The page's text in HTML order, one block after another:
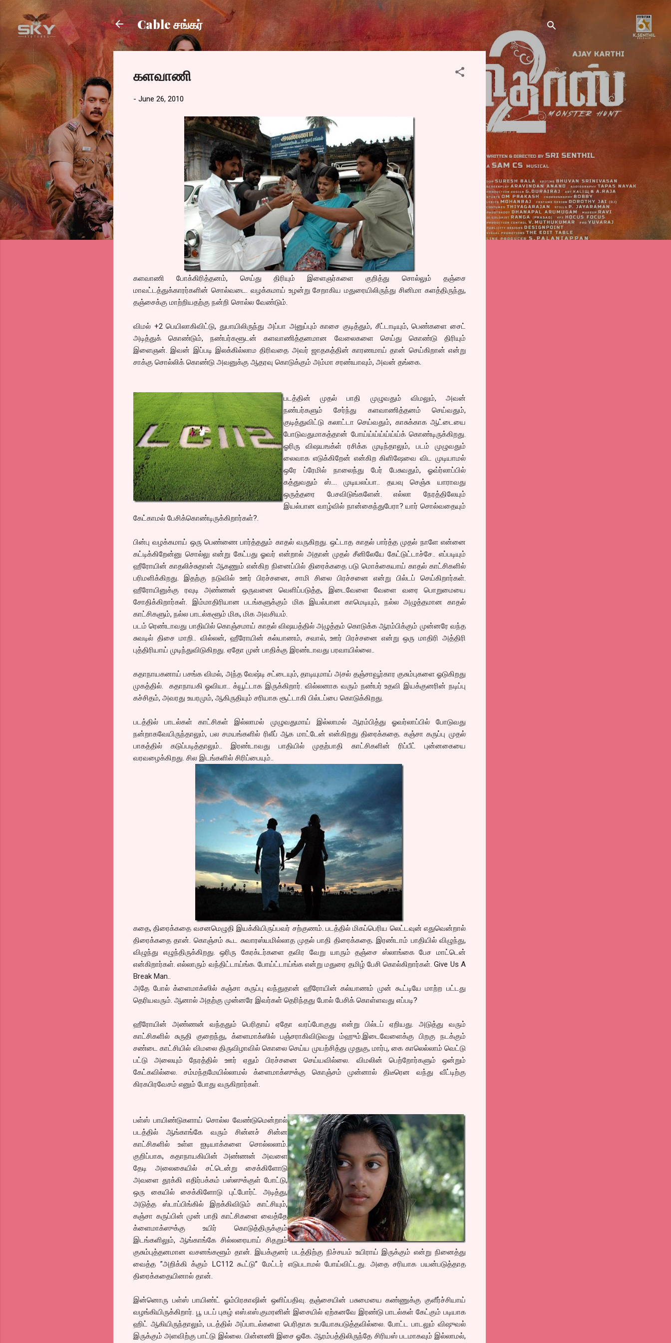
Skip to main content
Cable சங்கர்
களவாணி
- June 26, 2010
களவாணி போக்கிரித்தனம், செய்து திரியும் இளைஞர்களை குறித்து சொல்லும் தஞ்சை
மாவட்டத்துக்காரர்களின் சொல்வடை. வழக்கமாய் உழன்று சேறாகிய மதுரையிலிருந்து சினிமா களத்திருந்து,
தஞ்சைக்கு மாற்றியதற்கு நன்றி சொல்ல வேண்டும்.
விமல் +2 பெயிலாகிவிட்டு, துபாயிலிருந்து அப்பா அனுப்பும் காசை குடித்தும், சீட்டாடியும், பெண்களை சைட்
அடித்துக் கொண்டும், நண்பர்களூடன் களவாணித்தனமான வேலைகளை செய்து கொண்டு திரியும்
இளைஞன். இவன் இப்படி இலக்கில்லாம திரிவதை அவர் ஜாதகத்தின் காரணமாய் தான் செய்கிறான் என்று
சாக்கு சொல்லிக் கொண்டு அவனுக்கு ஆதரவு கொடுக்கும் அம்மா சரண்யாவும், அவன் தங்கை.
படத்தின் முதல் பாதி முழுவதும் விமலும், அவன்
நண்பர்களும் சேர்ந்து களவாணித்தனம் செய்வதும்,
குடித்துவிட்டு கலாட்டா செய்வதும், காசுக்காக ஆட்டையை
போடுவதுமாகத்தான் போய்ய்ய்ய்ய்ய்ய்க் கொண்டிருக்கிறது.
ஓரிரு விஷயஙக்ள் ரசிக்க முடிந்தாலும், படம் முழுவதும்
லைவாக எடுக்கிறேன் என்கிற கிளிஷேவை விட முடியாமல்
ஒரே ப்ரேமில் நாலைந்து பேர் பேசுவதும், ஓவ்ர்லாப்பில்
கத்துவதும் ஸ்…. முடியலப்பா.. தயவு செஞ்சு யாராவது
ஒருத்தரை பேசவிடுங்களேன். எல்லா நேரத்திலேயும்
இயல்பான வாழ்வில் நான்கைந்துபேரா? யார் சொல்வதையும்
கேட்காமல் பேசிக்கொண்டிருக்கிறார்கள்?.
பின்பு வழக்கமாய் ஒரு பெண்ணை பார்த்ததும் காதல் வருகிறது. ஒட்டாத காதல் பார்த்த முதல் நாளே என்னை
கட்டிக்கிறேன்னு சொல்லு என்று கேட்பது ஓவர் என்றால் அதான் முதல் சீனிலேயே கேட்டுட்டாச்சே.. எப்படியும்
ஹீரோயின் காதலிச்சுதான் ஆகணும் என்கிற நினைப்பில் திரைக்கதை படு மொக்கையாய் காதல் காட்சிகளில்
பரிமளிக்கிறது. இதற்கு நடுவில் ஊர் பிரச்சனை, சாமி சிலை பிரச்சனை என்று பில்டப் செய்கிறார்கள்.
ஹீரோயினுக்கு ரவுடி அண்ணன் ஒருவனை வெளிப்படுத்த, இடைவேளை வேளை வரை பொறுமையை
சோதிக்கிறார்கள். இம்மாதிரியான படங்களுக்கும் மிக இயல்பான காமெடியும், நல்ல அழுத்தமான காதல்
காட்சிகளும், நல்ல பாடல்களூம் மிக, மிக அவசியம்.
படம் ரெண்டாவது பாதியில் கொஞ்சமாய் காதல் விஷயத்தில் அழுத்தம் கொடுக்க ஆரம்பிக்கும் முன்னரே வந்த
சுவடில் திசை மாறி.. வில்லன், ஹீரோயின் கல்யாணம், சவால், ஊர் பிரச்சனை என்று ஒரு மாதிரி அத்திரி
புத்திரியாய் முடிந்துவிடுகிறது. ஏதோ முன் பாதிக்கு இரண்டாவது பரவாயில்லை..
கதாநாயகனாய் பசங்க விமல், அந்த வேஷ்டி சட்டையும், தாடியுமாய் அசல் தஞ்சாவூர்கார குசும்புகளை ஓடுகிறது
முகத்தில். கதாநாயகி ஓவியா.. க்யூட்டாக இருக்கிறார். வில்லனாக வரும் நண்பர் உதவி இயக்குனரின் நடிப்பு
கச்சிதம், அவரது உயரமும், ஆகிருதியும் சரியாக சூட்டாகி பில்டப்பை கொடுக்கிறது.
படத்தில் பாடல்கள் காட்சிகள் இல்லாமல் முழுவதுமாய் இல்லாமல் ஆரம்பித்து ஓவர்லாப்பில் போடுவது
நன்றாகவேயிருந்தாலும், பல சமயங்களில் ரிலீப் ஆக மாட்டேன் என்கிறது திரைக்கதை. கஞ்சா கருப்பு முதல்
பாகத்தில் கடுப்படித்தாலும்.. இரண்டாவது பாதியில் முதற்பாதி காட்சிகளின் ரிப்பீட் புன்னகையை
வரவழைக்கிறது. சில இடங்களில் சிரிப்பையும்..
கதை, திரைக்கதை வசனமெழுதி இயக்கியிருப்பவர் சற்குணம். படத்தில் மிகப்பெரிய லெட்டவுன் எதுவென்றால்
திரைக்கதை தான். கொஞ்சம் கூட சுவாரஸ்யமில்லாத முதல் பாதி திரைக்கதை. இரண்டாம் பாதியில் விழுந்து,
விழுந்து எழுந்திருக்கிறது. ஒரிரு கேரக்டர்களை தவிர வேறு யாரும் தஞ்சை ஸ்லாங்கை பேச மாட்டென்
என்கிறார்கள். எல்லாரும் வந்திட்டாய்ங்க. போய்ட்டாய்ங்க என்று மதுரை தமிழ் பேசி கொல்கிறார்கள். Give Us A
Break Man..
அதே போல் க்ளைமாக்ஸில் கஞ்சா கருப்பு வந்துதான் ஹீரோயின் கல்யாணம் முன் கூட்டியே மாற்ற பட்டது
தெரியவரும். ஆனால் அதற்கு முன்னரே இவர்கள் தெரிந்தது போல் பேசிக் கொள்ளவது எப்படி?
ஹீரோயின் அண்ணன் வந்ததும் பெரிதாய் ஏதோ வரப்போகுது என்று பில்டப் ஏறியது. அடுத்து வரும்
காட்சிகளில் சுருதி குறைந்து, க்ளைமாக்ஸில் பஞ்சராகிவிடுவது ம்ஹும்.இடைவேளைக்கு பிறகு நடக்கும்
சண்டை காட்சியில் விமலை திருவிழாவில் கொலை செய்ய முயற்சித்து முதுகு, மார்பு, கை காலெல்லாம் வெட்டு
பட்டு அலையும் நேரத்தில் ஊர் ஏதும் பிரச்சனை செய்யவில்லை. விமலின் பெற்றோர்களும் ஒன்றும்
கேட்கவில்லை. சம்மந்தமேயில்லாமல் க்ளைமாக்ஸுக்கு கொஞ்சம் முன்னால் திடீரென வந்து வீட்டிற்கு
கிரகபிரவேசம் எனும் போது வருகிறார்கள்.
பள்ஸ் பாயிண்டுகளாய் சொல்ல வேண்டுமென்றால்
படத்தில் ஆங்காங்கே வரும் சின்னச் சின்ன
காட்சிகளில் உள்ள ஐடியாக்களை சொல்லலாம்.
குறிப்பாக, கதாநாயகியின் அண்ணன் அவளை
தேடி அலைகையில் சட்டென்று சைக்கிளோடு
அவளை தூக்கி எதிர்பக்கம் பஸ்ஸுக்குள் போட்டு,
ஒரு கையில் சைக்கிளோடு புட்போர்ட் அடித்து,
அடுத்த ஸ்டாப்பிங்கில் இறக்கிவிடும் காட்சியும்,
கஞ்சா கருப்பின் முன் பாதி காட்சிகளை வைத்தே
க்ளைமாக்ஸுக்கு உயிர் கொடுத்திருக்கும்
இடங்களிலும், ஆங்காங்கே சில்லரையாய் சிதறும்
குசும்புத்தனமான வசனங்களூம் தான். இயக்குனர் படத்திற்கு நிச்சயம் உயிராய் இருக்கும் என்று நினைத்து
வைத்த ”அறிக்கி க்கும் LC112 கூட்டு” மேட்டர் எடுபடாமல் போய்விட்டது. அதை சரியாக பயன்படுத்தாத
திரைக்கதையினால் தான்.
இன்னொரு பள்ஸ் பாயிண்ட் ஓம்பிரகாஷின் ஒளிப்பதிவு. தஞ்சையின் பசுமையை கண்ணுக்கு குளீர்ச்சியாய்
வழங்கியிருக்கிறார். பூ படப் புகழ் எஸ்.எஸ்.குமரனின் இசையில் ஏற்கனவே இரண்டு பாடல்கள் கேட்கும் படியாக
ஹிட் ஆகியிருந்தாலும், படத்தில் அப்பாடல்களை பெரிதாக உபயோகபடுத்தவில்லை. போட்ட பாடலும் விஷுவல்
இருக்கும் அளவிற்கு பாட்டு இல்லை. பின்னணி இசை ஓகே. ஆரம்பத்திலிருந்தே சிரியஸ் படமாகவும் இல்லாமல்,